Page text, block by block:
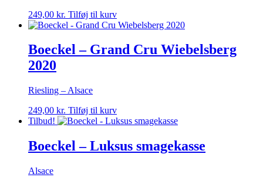
249,00 kr. Tilføj til kurv
Boeckel – Grand Cru Wiebelsberg
2020
Riesling – Alsace
249,00 kr. Tilføj til kurv
Tilbud!
Boeckel – Luksus smagekasse
Alsace